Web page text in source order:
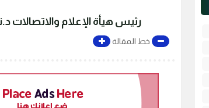
رئيس هيأة الإعلام والاتصالات
خط المقالة